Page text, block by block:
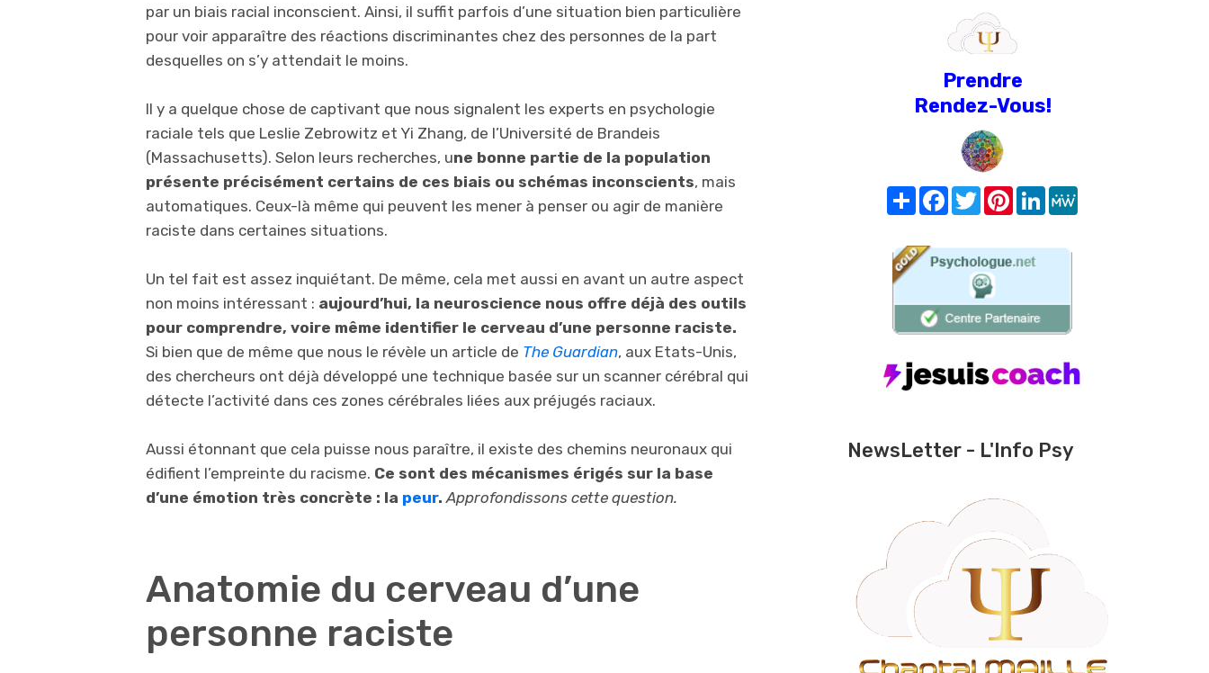
par un biais racial inconscient. Ainsi, il suffit parfois d’une situation bien particulière
pour voir apparaître des réactions discriminantes chez des personnes de la part
desquelles on s’y attendait le moins.
Il y a quelque chose de captivant que nous signalent les experts en psychologie
raciale tels que Leslie Zebrowitz et Yi Zhang, de l’Université de Brandeis
(Massachusetts). Selon leurs recherches, une bonne partie de la population
présente précisément certains de ces biais ou schémas inconscients, mais
automatiques. Ceux-là même qui peuvent les mener à penser ou agir de manière
raciste dans certaines situations.
Un tel fait est assez inquiétant. De même, cela met aussi en avant un autre aspect
non moins intéressant : aujourd’hui, la neuroscience nous offre déjà des outils
pour comprendre, voire même identifier le cerveau d’une personne raciste.
Si bien que de même que nous le révèle un article de The Guardian, aux Etats-Unis,
des chercheurs ont déjà développé une technique basée sur un scanner cérébral qui
détecte l’activité dans ces zones cérébrales liées aux préjugés raciaux.
Aussi étonnant que cela puisse nous paraître, il existe des chemins neuronaux qui
édifient l’empreinte du racisme. Ce sont des mécanismes érigés sur la base
d’une émotion très concrète : la peur. Approfondissons cette question.
Anatomie du cerveau d’une
personne raciste
Prendre
Rendez-Vous!
Share FacebookTwitterPinterest
LinkedIn
NewsLetter - L'Info Psy